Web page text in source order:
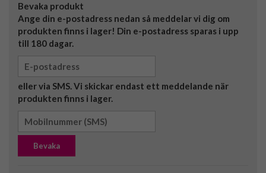
Bevaka produkt
Ange din e-postadress nedan så meddelar vi dig om
produkten finns i lager! Din e-postadress sparas i upp
till 180 dagar.
eller via SMS. Vi skickar endast ett meddelande när
produkten finns i lager.
Bevaka